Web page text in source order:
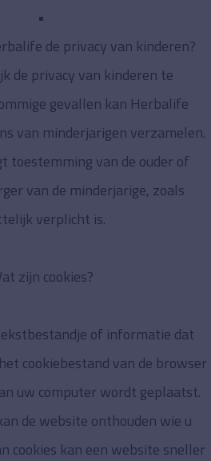
de privacy van kinderen?
de privacy van kinderen te
gevallen kan Herbalife
van minderjarigen verzamelen.
toestemming van de ouder of
van de minderjarige, zoals
verplicht is.
zijn cookies?
of informatie dat
cookiebestand van de browser
uw computer wordt geplaatst.
de website onthouden wie u
cookies kan een website sneller